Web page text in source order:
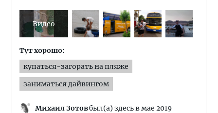
Тут хорошо:
купаться-загорать на пляже
заниматься дайвингом
Михаил Зотовбыл(а) здесь в мае 2019